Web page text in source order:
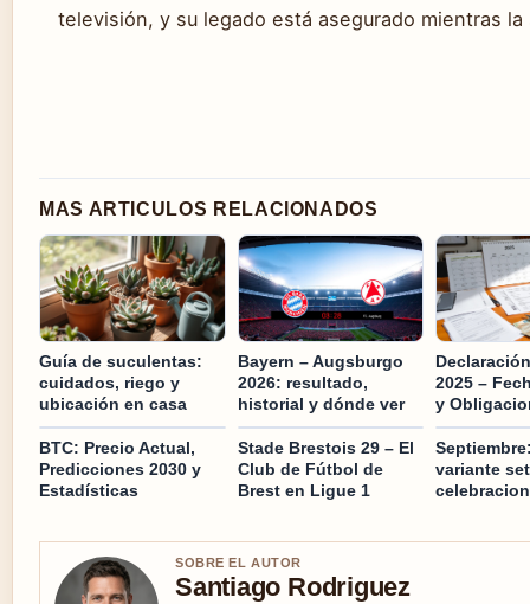
televisión, y su legado está asegurado mientras
MAS ARTICULOS RELACIONADOS
Guía de suculentas:
cuidados, riego y
ubicación en casa
Bayern – Augsburgo
2026: resultado,
historial y dónde ver
2025 –
y
BTC: Precio Actual,
Predicciones 2030 y
Estadísticas
Stade Brestois 29 – El
Club de Fútbol de
Brest en Ligue 1
variante
SOBRE EL AUTOR
Santiago Rodriguez